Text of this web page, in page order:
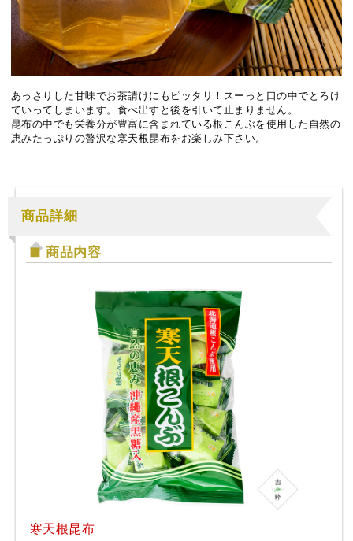
あっさりした甘味でお茶請けにもピッタリ！スーっと口の中でとろけ
ていってしまいます。食べ出すと後を引いて止まりません。
昆布の中でも栄養分が豊富に含まれている根こんぶを使用した自然の
恵みたっぷりの贅沢な寒天根昆布をお楽しみ下さい。
商品詳細
商品内容
寒天根昆布